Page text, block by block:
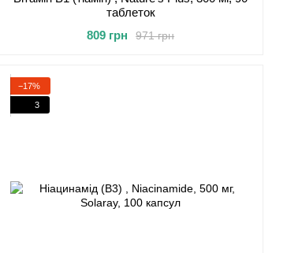
таблеток
971 грн
809 грн
−17%
3